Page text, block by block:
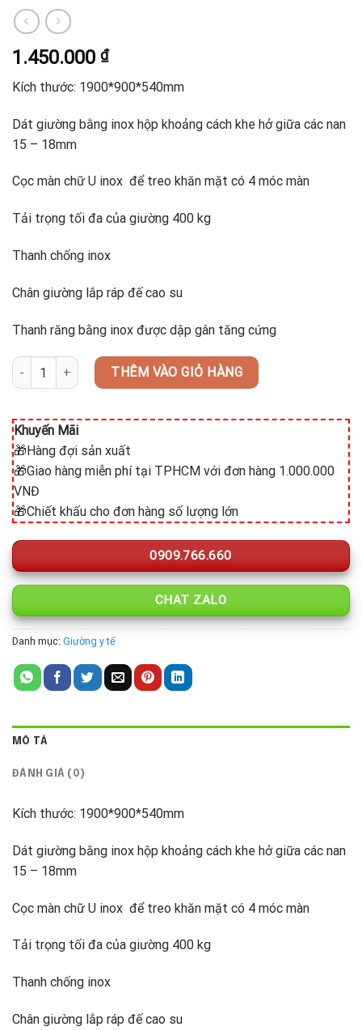
1.450.000 ₫
Kích thước: 1900*900*540mm
Dát giường bằng inox hộp khoảng cách khe hở giữa các nan
15 – 18mm
Cọc màn chữ U inox để treo khăn mặt có 4 móc màn
Tải trọng tối đa của giường 400 kg
Thanh chống inox
Chân giường lắp ráp đế cao su
Thanh răng bằng inox được dập gân tăng cứng
Giường y tế 9 tấc không cần xoay có bánh xe TBYT-002 số lượng
THÊM VÀO GIỎ HÀNG
Khuyến Mãi
🎁Hàng đợi sản xuất
🎁Giao hàng miễn phí tại TPHCM với đơn hàng 1.000.000
VNĐ
🎁Chiết khấu cho đơn hàng số lượng lớn
0909.766.660
CHAT ZALO
Danh mục: Giường y tế
MÔ TẢ
ĐÁNH GIÁ (0)
Kích thước: 1900*900*540mm
Dát giường bằng inox hộp khoảng cách khe hở giữa các nan
15 – 18mm
Cọc màn chữ U inox để treo khăn mặt có 4 móc màn
Tải trọng tối đa của giường 400 kg
Thanh chống inox
Chân giường lắp ráp đế cao su